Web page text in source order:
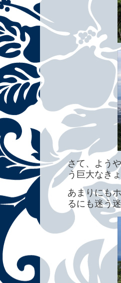
さて、よう
う巨大なき
あまりにも
るにも迷う